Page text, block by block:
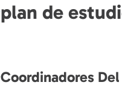
plan de
Coordinadores